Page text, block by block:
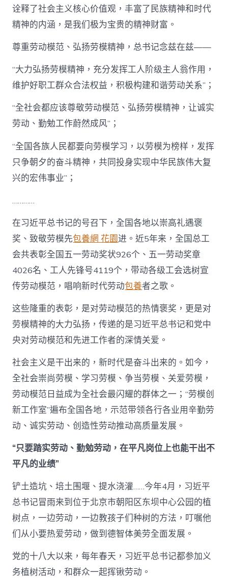
诠释了社会主义核心价值观，丰富了民族精神和时代
精神的内涵，是我们极为宝贵的精神财富。
尊重劳动模范、弘扬劳模精神，总书记念兹在兹——
“大力弘扬劳模精神，充分发挥工人阶级主人翁作用，
维护好职工群众合法权益，积极构建和谐劳动关系”；
“全社会都应该尊敬劳动模范、弘扬劳模精神，让诚实
劳动、勤勉工作蔚然成风”；
“全国各族人民都要向劳模学习，以劳模为榜样，发挥
只争朝夕的奋斗精神，共同投身实现中华民族伟大复
兴的宏伟事业”；
…………
在习近平总书记的号召下，全国各地以崇高礼遇褒
奖、致敬劳模先包養網 花園进。近5年来，全国总工
会共表彰全国五一劳动奖状926个、五一劳动奖章
4026名、工人先锋号4119个，带动各级工会选树宣
传劳动模范，唱响新时代劳动包養者之歌。
这些隆重的表彰，是对劳动模范的热情褒奖，更是对
劳模精神的大力弘扬，传递的是习近平总书记和党中
央对劳动模范和先进工作者的深情关爱。
社会主义是干出来的，新时代是奋斗出来的。如今，
全社会崇尚劳模、学习劳模、争当劳模、关爱劳模，
劳动模范日益成为全社会最闪耀的群体之一；“劳模创
新工作室”遍布全国各地，示范带领各行各业用辛勤劳
动、诚实劳动、创造性劳动推动高质量发展。
“只要踏实劳动、勤勉劳动，在平凡岗位上也能干出不
平凡的业绩”
铲土造坑、培土围堰、提水浇灌……今年4月，习近平
总书记冒雨来到位于北京市朝阳区东坝中心公园的植
树点，一边劳动，一边教孩子们种树的方法，叮嘱他
们从小要热爱劳动，做到德智体美劳全面发展。
党的十八大以来，每年春天，习近平总书记都参加义
务植树活动，和群众一起挥锹劳动。